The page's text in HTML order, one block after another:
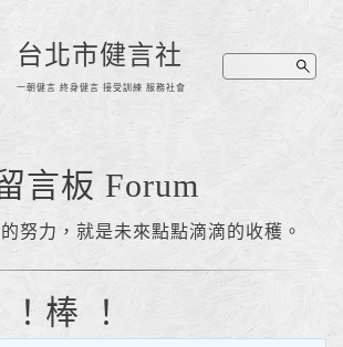
台北市健言社
一朝健言 終身健言 接受訓練 服務社會
言板 Forum
努力，就是未來點點滴滴的收穫。
棒 ！